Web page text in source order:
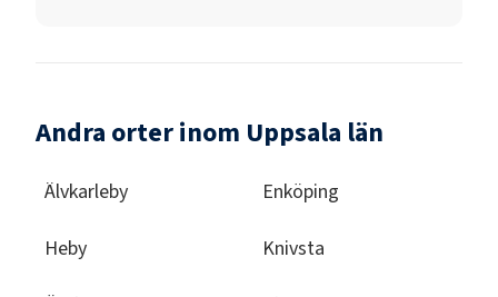
Andra orter inom Uppsala län
Älvkarleby Enköping
Heby Knivsta